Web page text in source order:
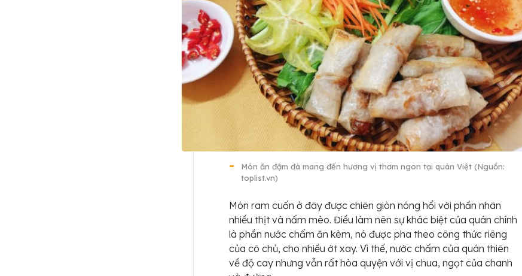
Món ăn đậm đà mang đến hương vị thơm ngon tại quán Việt (Nguồn:
toplist.vn)
Món ram cuốn ở đây được chiên giòn nóng hổi với phần nhân
nhiều thịt và nấm mèo. Điều làm nên sự khác biệt của quán chính
là phần nước chấm ăn kèm, nó được pha theo công thức riêng
của cô chủ, cho nhiều ớt xay. Vì thế, nước chấm của quán thiên
về độ cay nhưng vẫn rất hòa quyện với vị chua, ngọt của chanh